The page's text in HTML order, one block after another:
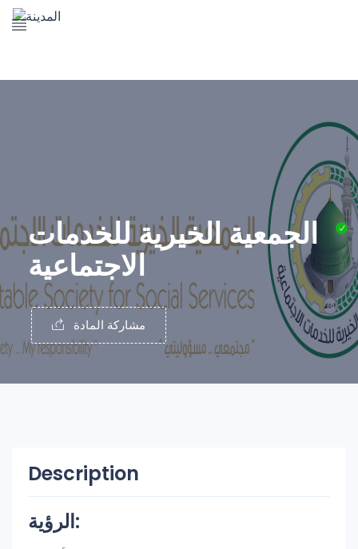
The Prophet's Mosque
Madena services
الجمعية الخيرية للخدمات
الاجتماعية
مشاركة المادة
Description
الرؤية: